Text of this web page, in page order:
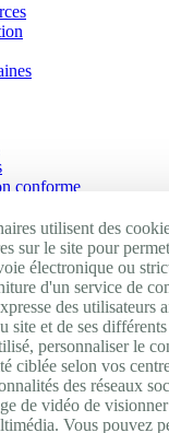
conforme
utilisent des
sur le site pour
électronique ou
d'un service de
des utilisateurs
site et de ses
personnaliser le
ciblée selon vos
des réseaux
de vidéo de
Vous pouvez